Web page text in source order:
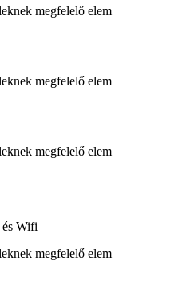
megfelelő elem
megfelelő elem
megfelelő elem
és Wifi
megfelelő elem